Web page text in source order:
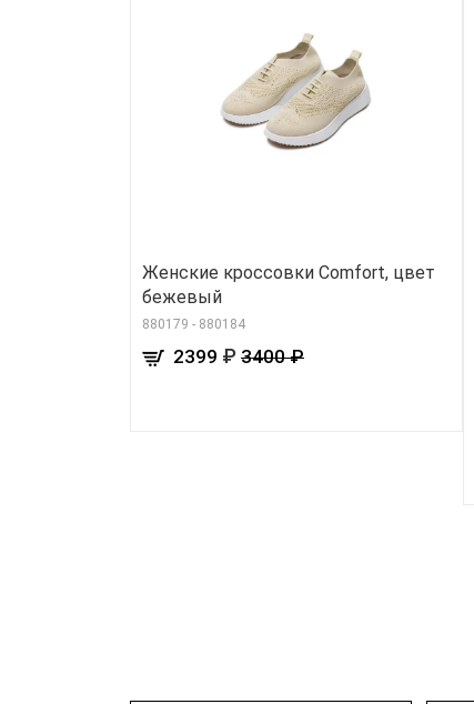
Женские кроссовки Comfort, цвет
бежевый
880179 - 880184
2399 ₽ 3400 ₽